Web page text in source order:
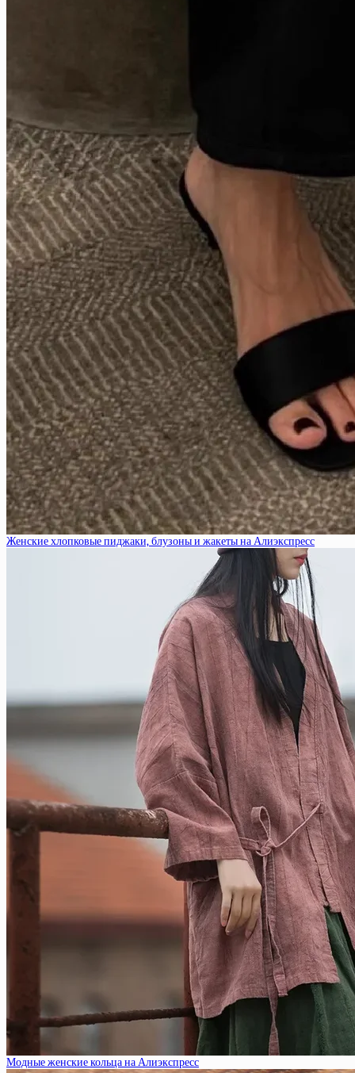
Женские хлопковые пиджаки, блузоны и жакеты на Алиэкспресс
Модные женские кольца на Алиэкспресс